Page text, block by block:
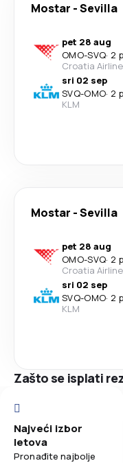
Mostar -Sevilla
pet 28 aug
OMO-SVQ· 2
Croatia
sri 02 sep
SVQ-OMO· 2
KLM
Mostar -Sevilla
pet 28 aug
OMO-SVQ· 2
Croatia
sri 02 sep
SVQ-OMO· 2
KLM
Zašto se isplati
Najveći izbor
letova
Pronađite najbolje